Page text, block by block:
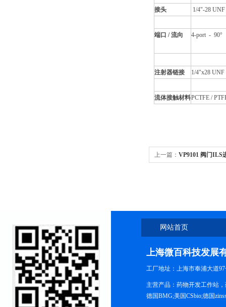
接头 1/4"-28 UNF
端口 / 流向 4-port - 90°
注射器链接 1/4"x28 UNF
流体接触材料PCTFE /
上一篇： VP9101 阀门ILS
网站首页
上海微百科技发展
工厂地址：上海市奉浦大道
主营产品：药物开发工作站
德国BMG;美国CSbio;德国